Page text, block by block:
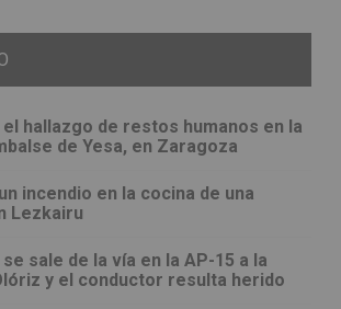
hallazgo de restos humanos en la
de Yesa, en Zaragoza
incendio en la cocina de una
Lezkairu
sale de la vía en la AP-15 a la
y el conductor resulta herido